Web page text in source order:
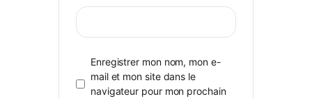
Enregistrer mon nom, mon e-
mail et mon site dans le
navigateur pour mon prochain